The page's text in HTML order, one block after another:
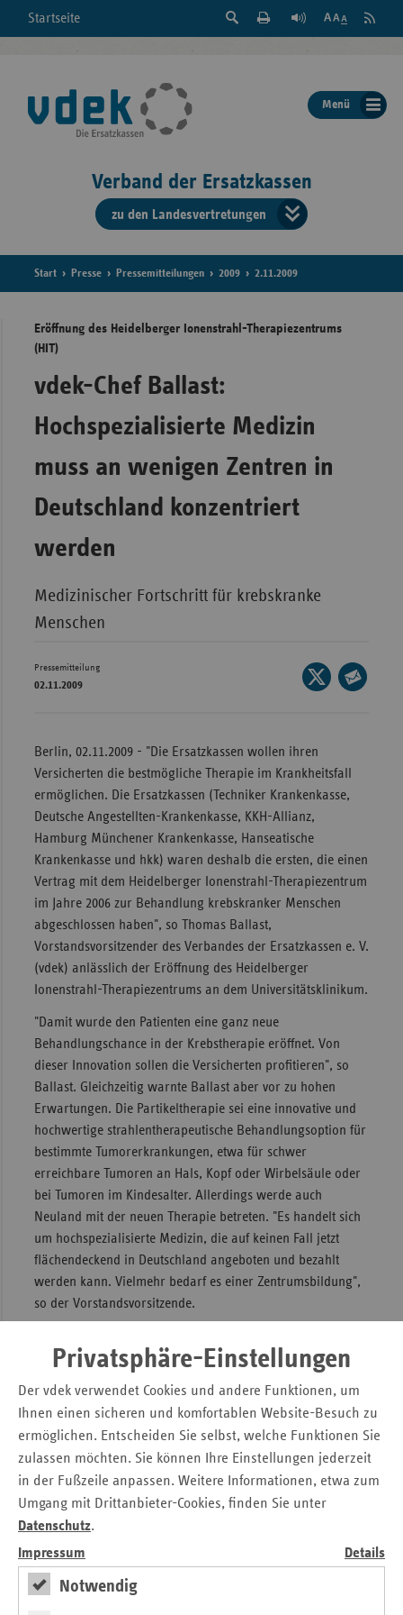
Privatsphäre-Einstellungen
Der vdek verwendet Cookies und andere Funktionen, um
Ihnen einen sicheren und komfortablen Website-Besuch zu
ermöglichen. Entscheiden Sie selbst, welche Funktionen Sie
zulassen möchten. Sie können Ihre Einstellungen jederzeit
in der Fußzeile anpassen. Weitere Informationen, etwa zum
Umgang mit Drittanbieter-Cookies, finden Sie unter
Datenschutz.
Impressum
Details
Notwendig
Startseite
Suche
der
Seite
Feed
Menü
Verband der Ersatzkassen
zu den Landesvertretungen
der
Start Presse Pressemitteilungen 2009 2.11.2009
Eröffnung des Heidelberger Ionenstrahl-Therapiezentrums
(HIT)
vdek-Chef Ballast:
Hochspezialisierte Medizin
muss an wenigen Zentren in
Deutschland konzentriert
werden
Medizinischer Fortschritt für krebskranke
Menschen
Pressemitteilung
02.11.2009
Seite
auf
Berlin, 02.11.2009 - "Die Ersatzkassen wollen ihren
Versicherten die bestmögliche Therapie im Krankheitsfall
ermöglichen. Die Ersatzkassen (Techniker Krankenkasse,
Deutsche Angestellten-Krankenkasse, KKH-Allianz,
Hamburg Münchener Krankenkasse, Hanseatische
Krankenkasse und hkk) waren deshalb die ersten, die einen
Vertrag mit dem Heidelberger Ionenstrahl-Therapiezentrum
im Jahre 2006 zur Behandlung krebskranker Menschen
abgeschlossen haben", so Thomas Ballast,
Vorstandsvorsitzender des Verbandes der Ersatzkassen e. V.
(vdek) anlässlich der Eröffnung des Heidelberger
Ionenstrahl-Therapiezentrums an dem Universitätsklinikum.
"Damit wurde den Patienten eine ganz neue
Behandlungschance in der Krebstherapie eröffnet. Von
dieser Innovation sollen die Versicherten profitieren", so
Ballast. Gleichzeitig warnte Ballast aber vor zu hohen
Erwartungen. Die Partikeltherapie sei eine innovative und
hochwertige strahlentherapeutische Behandlungsoption für
bestimmte Tumorerkrankungen, etwa für schwer
erreichbare Tumoren an Hals, Kopf oder Wirbelsäule oder
bei Tumoren im Kindesalter. Allerdings werde auch
Neuland mit der neuen Therapie betreten. "Es handelt sich
um hochspezialisierte Medizin, die auf keinen Fall jetzt
flächendeckend in Deutschland angeboten und bezahlt
werden kann. Vielmehr bedarf es einer Zentrumsbildung",
so der Vorstandsvorsitzende.
wissenschaftlich-medizinische Einrichtung mit im Boot, die
Strahlentherapie und Krebsbehandlung zurückblicken
könne. Mit der kontrollierten Umsetzung der
Partikeltherapie an renommierten Universitätsstandorten
setzen die teilnehmenden Ersatzkassen und der vdek auf
eine Bündelung von Kompetenz und Ressourcen. Neben
Heidelberg haben Ersatzkassen auch Verträge mit den
Universitätskliniken in Kiel, Essen und Marburg/Gießen
abgeschlossen.
"Da die Therapie neu ist möchten wir auch mehr über die